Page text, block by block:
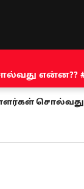
என்ன??
சொல்வது